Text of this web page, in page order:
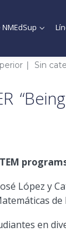
Sin
STEM
López y
en